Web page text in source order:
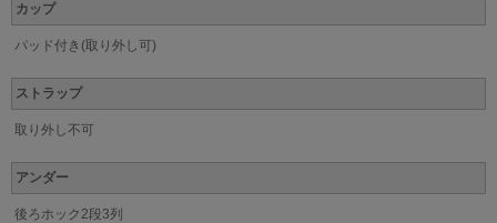
カップ
パッド付き(取り外し可)
ストラップ
取り外し不可
アンダー
後ろホック2段3列